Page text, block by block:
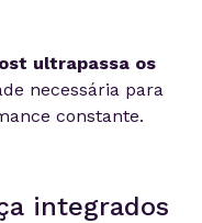
ultrapassa os
necessária para
constante.
integrados